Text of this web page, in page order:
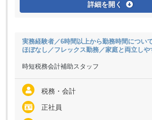
詳細を開く
実務経験者／6時間以上から勤務時間につい
ほぼなし／フレックス勤務／家庭と両立しや
時短税務会計補助スタッフ
税務・会計
正社員